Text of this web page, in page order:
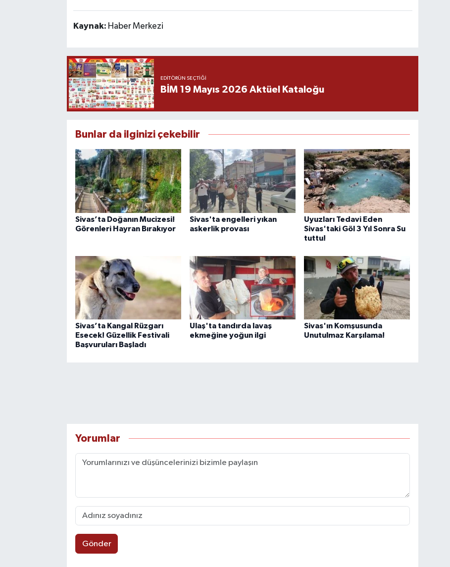
Kaynak: Haber Merkezi
EDITÖRÜN SEÇTIĞI
BİM 19 Mayıs 2026 Aktüel Kataloğu
Bunlar da ilginizi çekebilir
Sivas’ta Doğanın Mucizesi!
Görenleri Hayran Bırakıyor
Sivas'ta engelleri yıkan
askerlik provası
Uyuzları Tedavi Eden
Sivas'taki Göl 3 Yıl Sonra Su
tuttu!
Sivas’ta Kangal Rüzgarı
Esecek! Güzellik Festivali
Başvuruları Başladı
Ulaş'ta tandırda lavaş
ekmeğine yoğun ilgi
Sivas'ın Komşusunda
Unutulmaz Karşılama!
Yorumlar
Gönder